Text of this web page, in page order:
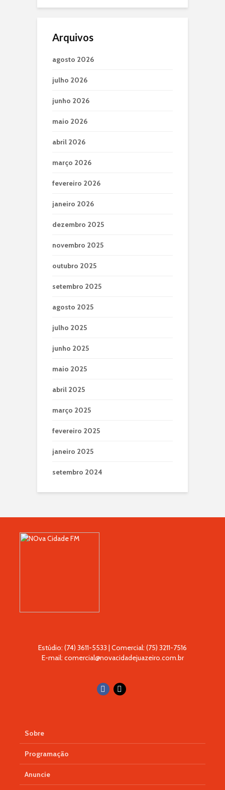
Arquivos
agosto 2026
julho 2026
junho 2026
maio 2026
abril 2026
março 2026
fevereiro 2026
janeiro 2026
dezembro 2025
novembro 2025
outubro 2025
setembro 2025
agosto 2025
julho 2025
junho 2025
maio 2025
abril 2025
março 2025
fevereiro 2025
janeiro 2025
setembro 2024
Estúdio: (74) 3611-5533 | Comercial: (75) 3211-7516
E-mail: comercial@novacidadejuazeiro.com.br
Sobre
Programação
Anuncie